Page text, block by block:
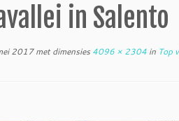
in Salento
2017met dimensies 4096 × 2304 in Top